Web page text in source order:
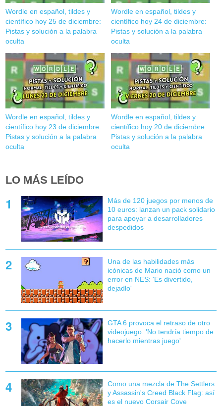
Wordle en español, tildes y
científico hoy 25 de diciembre:
Pistas y solución a la palabra
oculta
Wordle en español, tildes y
científico hoy 24 de diciembre:
Pistas y solución a la palabra
oculta
Wordle en español, tildes y
científico hoy 23 de diciembre:
Pistas y solución a la palabra
oculta
Wordle en español, tildes y
científico hoy 20 de diciembre:
Pistas y solución a la palabra
oculta
LO MÁS LEÍDO
Más de 120 juegos por menos de
10 euros: lanzan un pack solidario
para apoyar a desarrolladores
despedidos
Una de las habilidades más
icónicas de Mario nació como un
error en NES: 'Es divertido,
dejadlo'
GTA 6 provoca el retraso de otro
videojuego: 'No tendría tiempo de
hacerlo mientras juego'
Como una mezcla de The Settlers
y Assassin's Creed Black Flag: así
es el nuevo Corsair Cove